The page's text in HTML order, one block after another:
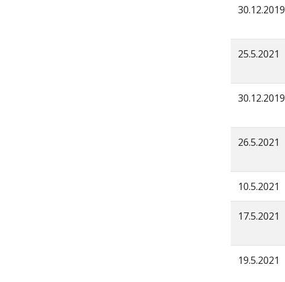
30.12.2019
25.5.2021
30.12.2019
26.5.2021
10.5.2021
17.5.2021
19.5.2021